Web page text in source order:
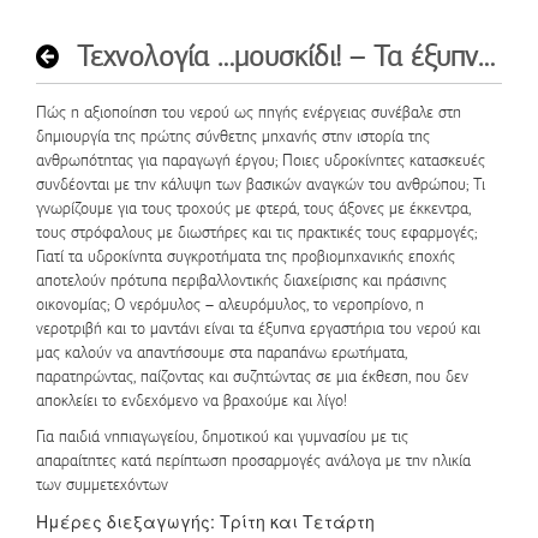
Τεχνολογία …μουσκίδι! – Τα έξυπνα εργαστήρια του νερού
Πώς η αξιοποίηση του νερού ως πηγής ενέργειας συνέβαλε στη
δημιουργία της πρώτης σύνθετης μηχανής στην ιστορία της
ανθρωπότητας για παραγωγή έργου; Ποιες υδροκίνητες κατασκευές
συνδέονται με την κάλυψη των βασικών αναγκών του ανθρώπου; Τι
γνωρίζουμε για τους τροχούς με φτερά, τους άξονες με έκκεντρα,
τους στρόφαλους με διωστήρες και τις πρακτικές τους εφαρμογές;
Γιατί τα υδροκίνητα συγκροτήματα της προβιομηχανικής εποχής
αποτελούν πρότυπα περιβαλλοντικής διαχείρισης και πράσινης
οικονομίας; Ο νερόμυλος – αλευρόμυλος, το νεροπρίονο, η
νεροτριβή και το μαντάνι είναι τα έξυπνα εργαστήρια του νερού και
μας καλούν να απαντήσουμε στα παραπάνω ερωτήματα,
παρατηρώντας, παίζοντας και συζητώντας σε μια έκθεση, που δεν
αποκλείει το ενδεχόμενο να βραχούμε και λίγο!
Για παιδιά νηπιαγωγείου, δημοτικού και γυμνασίου με τις
απαραίτητες κατά περίπτωση προσαρμογές ανάλογα με την ηλικία
των συμμετεχόντων
Ημέρες διεξαγωγής: Τρίτη και Τετάρτη
εμπλουτίζουν
τη
δραστηριότητα.
ρούχο, ένα στολίδι,
έναν τόπο
Μέσα από τη
δυναμική της
τέχνης και την
ψυχαγωγία, τα
παιδιά ξεναγούνται
στις εκθέσεις του
Μουσείου και
συμμετέχουν σε
δραστηριότητες
που στόχο έχουν
την καλλιέργεια
των
τους ικανοτήτων.
Φράσεις-κλειδιά,
ποιήματα-
τραγούδια